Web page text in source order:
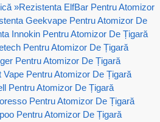
»Rezistenta ElfBar Pentru Atomizor
Geekvape Pentru Atomizor De
Innokin Pentru Atomizor De Țigară
Pentru Atomizor De Țigară
Pentru Atomizor De Țigară
Vape Pentru Atomizor De Țigară
Pentru Atomizor De Țigară
Pentru Atomizor De Țigară
Pentru Atomizor De Țigară